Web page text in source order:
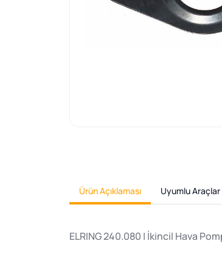
Ürün Açıklaması Uyumlu Araçlar
ELRING 240.080 | İkincil Hava